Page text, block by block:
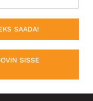
SAADA!
SISSE